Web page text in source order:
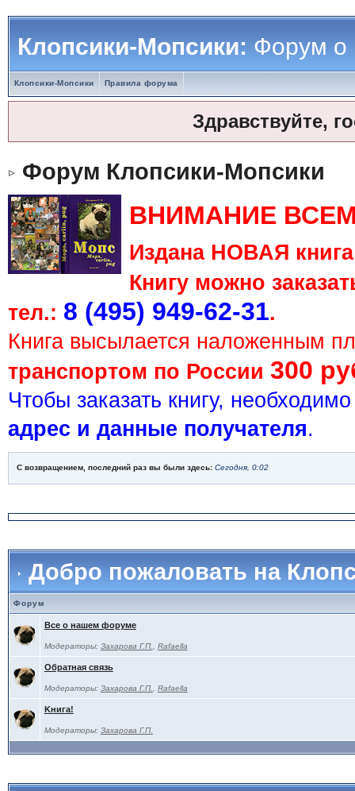
Клопсики-Мопсики:Форум о
Клопсики-Мопсики Правила форума
Здравствуйте,
Форум Клопсики-Мопсики
ВНИМАНИЕ
Издана НОВАЯ
Книгу можно
тел.: 8 (495) 949-62-31.
Книга высылается наложенным
транспортом по России 300
Чтобы заказать книгу,
адрес и данные получателя.
С возвращением, последний раз вы были здесь: Сегодня, 0:02
Добро пожаловать на
Форум
Все о нашем форуме
Модераторы: Захарова Г.П. Rafaella
Обратная связь
Модераторы: Захарова Г.П. Rafaella
Kнига!
Модераторы: Захарова Г.П.